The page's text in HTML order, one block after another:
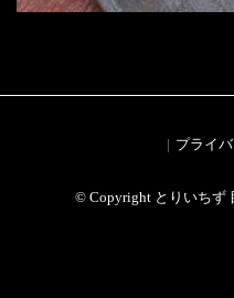
プライ
© Copyright とりいちず